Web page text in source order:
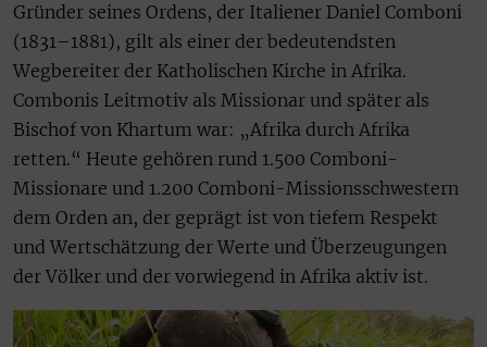
Gründer seines Ordens, der Italiener Daniel Comboni
(1831–1881), gilt als einer der bedeutendsten
Wegbereiter der Katholischen Kirche in Afrika.
Combonis Leitmotiv als Missionar und später als
Bischof von Khartum war: „Afrika durch Afrika
retten.“ Heute gehören rund 1.500 Comboni-
Missionare und 1.200 Comboni-Missionsschwestern
dem Orden an, der geprägt ist von tiefem Respekt
und Wertschätzung der Werte und Überzeugungen
der Völker und der vorwiegend in Afrika aktiv ist.